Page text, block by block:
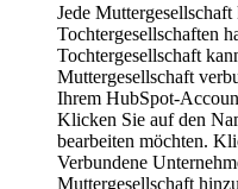
Jede
Tochtergesellschaften
Tochtergesellschaft
Muttergesellschaft
Ihrem HubSpot-
Klicken Sie auf den
bearbeiten möchten.
Verbundene
Muttergesellschaft